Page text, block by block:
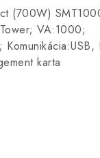
(700W)
VA:1000;
karta